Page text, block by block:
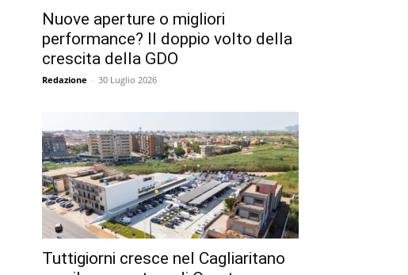
Nuove aperture o migliori
performance? Il doppio volto della
crescita della GDO
Redazione - 30 Luglio 2026
Tuttigiorni cresce nel Cagliaritano